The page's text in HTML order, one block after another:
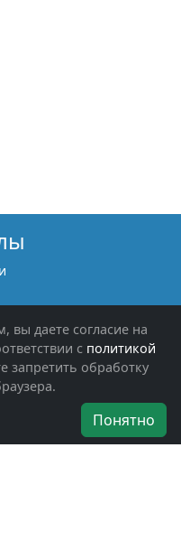
и их семьям
вы даете согласие на
с политикой
запретить обработку
Понятно